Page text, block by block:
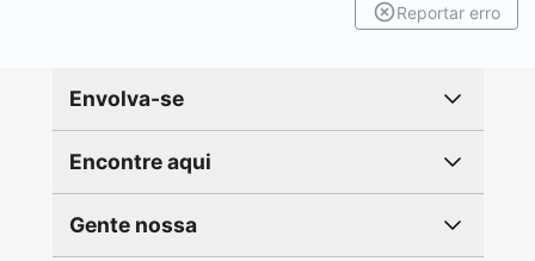
Reportar erro
Envolva-se
Encontre aqui
Gente nossa